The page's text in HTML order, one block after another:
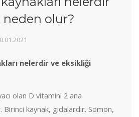
neden olur?
nelerdir ve eksikliği
olan D vitamini 2 ana
Birinci kaynak, gıdalardır. Somon,